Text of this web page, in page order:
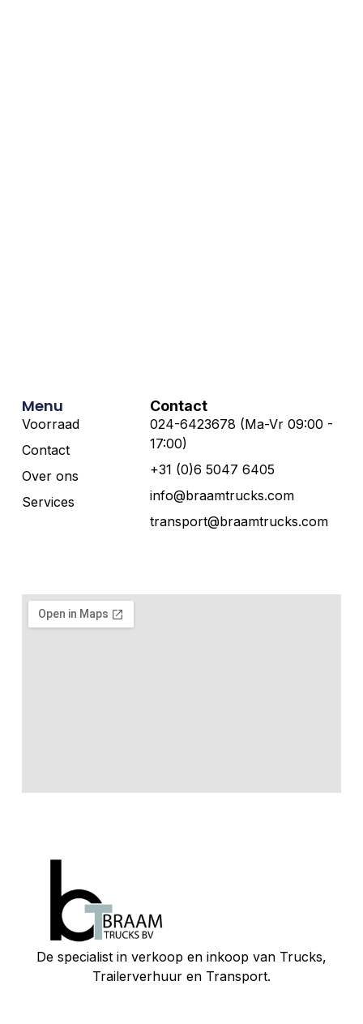
De specialist in verkoop en inkoop van Trucks,
Trailerverhuur en Transport.
Menu
Voorraad
Contact
Over ons
Services
Contact
024-6423678 (Ma-Vr 09:00 -
17:00)
+31 (0)6 5047 6405
info@braamtrucks.com
transport@braamtrucks.com